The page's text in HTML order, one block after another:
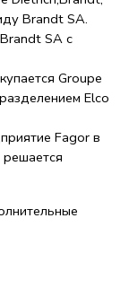
Brandt SA.
SA с
Groupe
Elco
Fagor в